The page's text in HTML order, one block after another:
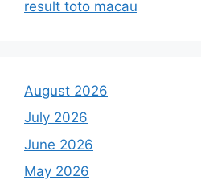
result toto macau
August 2026
July 2026
June 2026
May 2026